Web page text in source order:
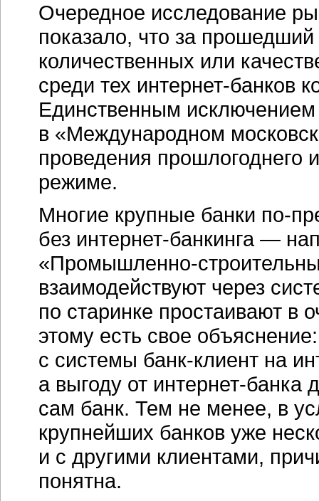
Очередное исследование
показало, что за
количественных или
среди тех интернет-банков
Единственным исключением
в «Международном
проведения прошлогоднего
режиме.
Многие крупные банки по-
без интернет-банкинга—
«Промышленно-
взаимодействуют через
по старинке простаивают в
этому есть свое
с системы банк-клиент на
а выгоду от интернет-банка
сам банк. Тем не менее, в
крупнейших банков уже
и с другими клиентами,
понятна.